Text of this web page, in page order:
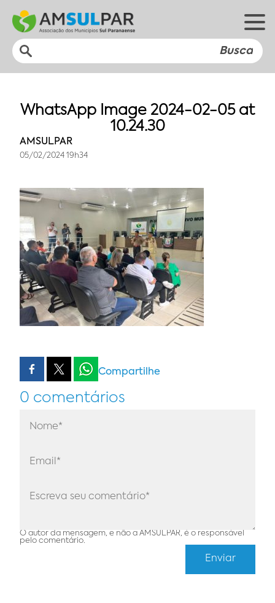
WhatsApp Image 2024-02-05 at
10.24.30
AMSULPAR
05/02/2024 19h34
Compartilhe
0 comentários
O autor da mensagem, e não a AMSULPAR, é o responsável
pelo comentário.